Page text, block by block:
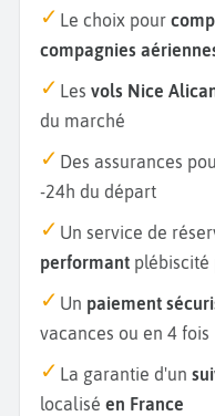
Le choix pour
compagnies
Les vols Nice
du marché
Des assurances
-24h du départ
Un service de
performant plébiscité
Un paiement
vacances ou en 4 fois
La garantie d'un
localisé en France